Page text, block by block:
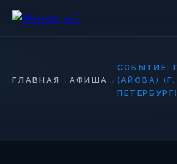
ГЛАВНАЯ → АФИША →
СОБЫТИЕ:
(АЙОВА)